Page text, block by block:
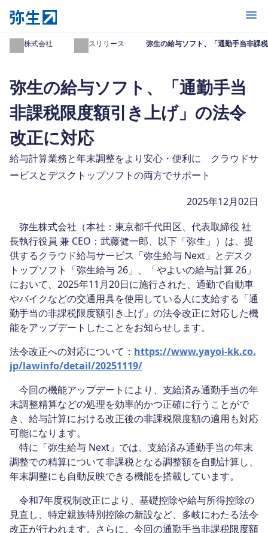
開く
弥生株式会社 プレスリリース 弥生の給与ソフト、「通勤手当非課
弥生の給与ソフト、「通勤手当
非課税限度額引き上げ」の法令
改正に対応
給与計算業務と年末調整をより安心・便利に クラウドサ
ービスとデスクトップソフトの両方でサポート
2025年12月02日
弥生株式会社（本社：東京都千代田区、代表取締役 社
長執行役員 兼 CEO：武藤健一郎、以下「弥生」）は、提
供するクラウド給与サービス「弥生給与 Next」とデスク
トップソフト「弥生給与 26」、「やよいの給与計算 26」
において、2025年11月20日に施行された、通勤で自動車
やバイクなどの交通用具を使用している人に支給する「通
勤手当の非課税限度額引き上げ」の法令改正に対応した機
能をアップデートしたことをお知らせします。
法令改正への対応について： https://www.yayoi-kk.co.
jp/lawinfo/detail/20251119/
今回の機能アップデートにより、支給済み通勤手当の年
末調整精算などの処理を効率的かつ正確に行うことがで
き、給与計算における改正後の非課税限度額の適用も対応
可能になります。
特に「弥生給与 Next」では、支給済み通勤手当の年末
調整での精算について非課税となる調整額を自動計算し、
年末調整にも自動反映できる機能を搭載しています。
令和7年度税制改正により、基礎控除や給与所得控除の
見直し、特定親族特別控除の新設など、多岐にわたる法令
改正が行われます。さらに、今回の通勤手当非課税限度額